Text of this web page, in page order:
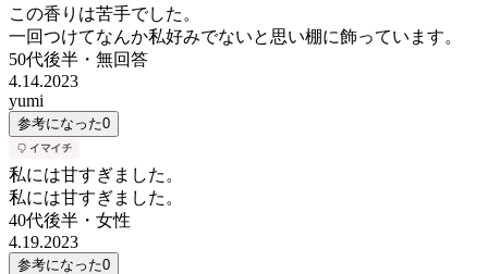
この香りは苦手でした。
一回つけてなんか私好みでないと思い棚に飾っています。
50代後半 ・ 無回答
4.14.2023
yumi
参考になった0
私には甘すぎました。
私には甘すぎました。
40代後半 ・ 女性
4.19.2023
参考になった0